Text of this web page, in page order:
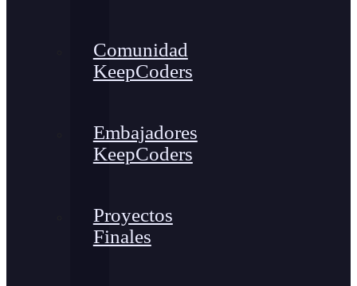
Comunidad
KeepCoders
Embajadores
KeepCoders
Proyectos
Finales